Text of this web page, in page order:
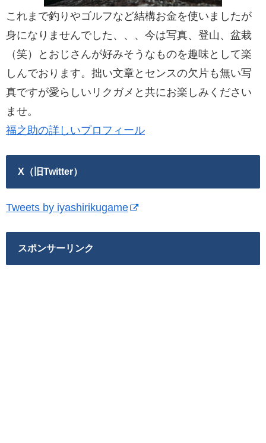
これまで釣りやゴルフなど結構お金を使いましたが
身になりませんでした、、、今は写真、登山、盆栽
（笑）とおじさんが好みそうなものを趣味として楽
しんでおります。拙い文章とセンスの欠片も無い写
真ですが愛らしいリクガメと共にお楽しみください
ませ。
福之助の詳しいプロフィール
X（旧Twitter）
Tweets by iyashirikugame
スポンサーリンク